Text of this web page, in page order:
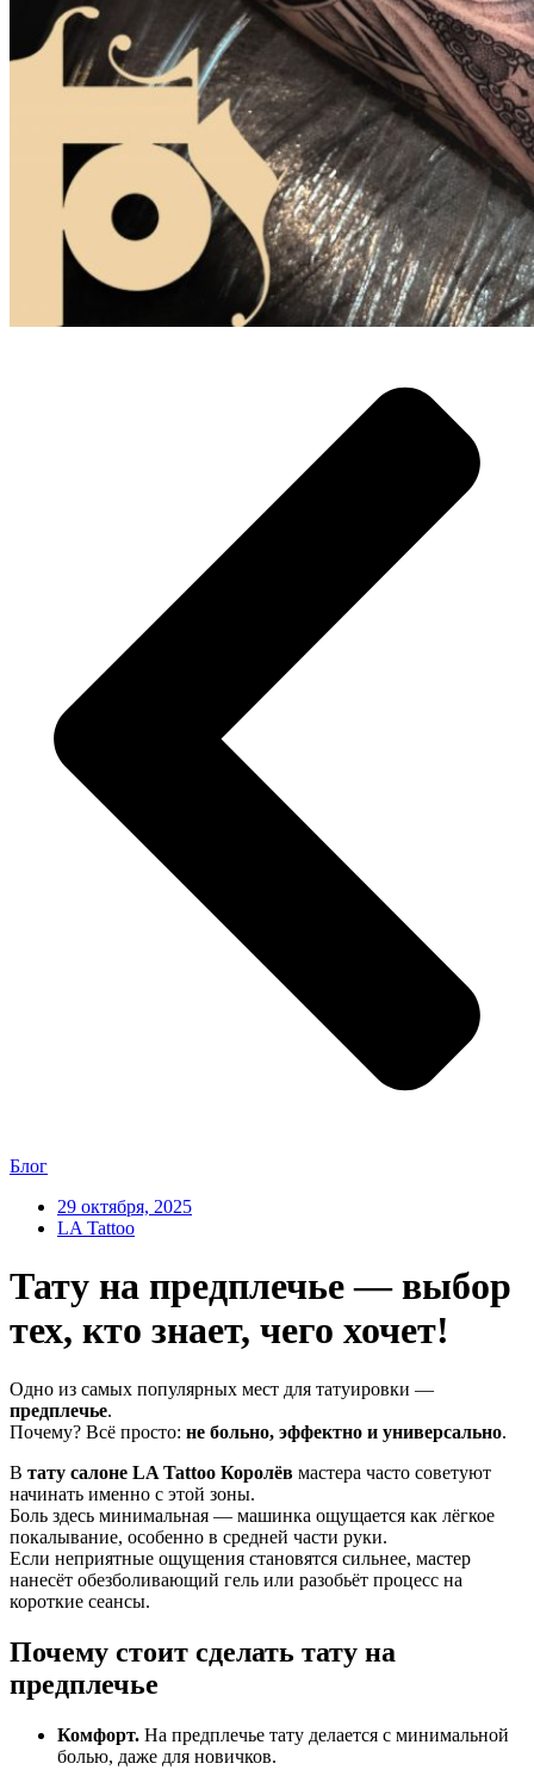
Блог
29 октября, 2025
LA Tattoo
Тату на предплечье — выбор
тех, кто знает, чего хочет!
Одно из самых популярных мест для татуировки —
предплечье.
Почему? Всё просто: не больно, эффектно и универсально.
В тату салоне LA Tattoo Королёв мастера часто советуют
начинать именно с этой зоны.
Боль здесь минимальная — машинка ощущается как лёгкое
покалывание, особенно в средней части руки.
Если неприятные ощущения становятся сильнее, мастер
нанесёт обезболивающий гель или разобьёт процесс на
короткие сеансы.
Почему стоит сделать тату на
предплечье
Комфорт. На предплечье тату делается с минимальной
болью, даже для новичков.